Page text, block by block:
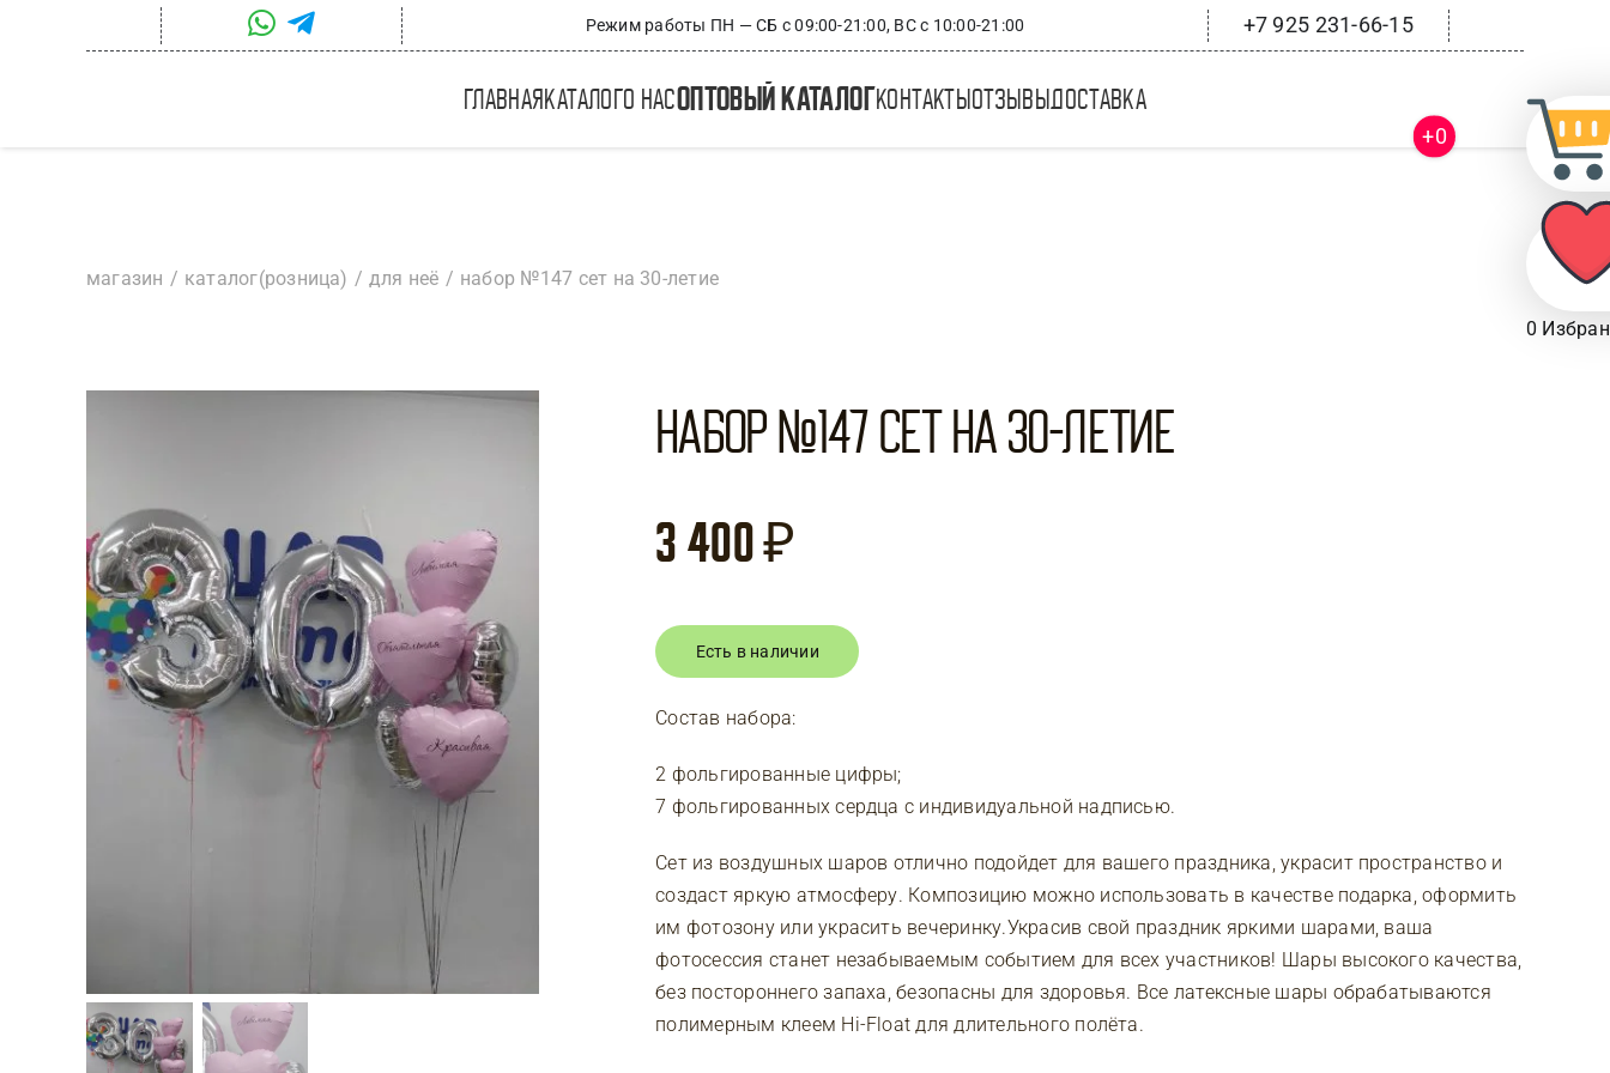
Режим работы ПН — СБ с 09:00-21:00, ВС с 10:00-21:00 +7 925 231-66-15
главная каталого насоптовый каталогконтакты отзывы доставка
+0
0
магазин каталог(розница) для неё набор №147 сет на 30-летие
Набор №147 Сет на 30-летие
3 400₽
Есть в наличии
Состав набора:
2 фольгированные цифры;
7 фольгированных сердца с индивидуальной надписью.
Сет из воздушных шаров отлично подойдет для вашего праздника, украсит пространство и
создаст яркую атмосферу. Композицию можно использовать в качестве подарка, оформить
им фотозону или украсить вечеринку.Украсив свой праздник яркими шарами, ваша
фотосессия станет незабываемым событием для всех участников! Шары высокого качества,
без постороннего запаха, безопасны для здоровья. Все латексные шары обрабатываются
полимерным клеем Hi-Float для длительного полёта.